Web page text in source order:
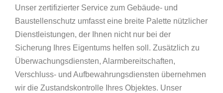
Unser zertifizierter Service zum Gebäude- und
Baustellenschutz umfasst eine breite Palette nützlicher
Dienstleistungen, der Ihnen nicht nur bei der
Sicherung Ihres Eigentums helfen soll. Zusätzlich zu
Überwachungsdiensten, Alarmbereitschaften,
Verschluss- und Aufbewahrungsdiensten übernehmen
wir die Zustandskontrolle Ihres Objektes. Unser